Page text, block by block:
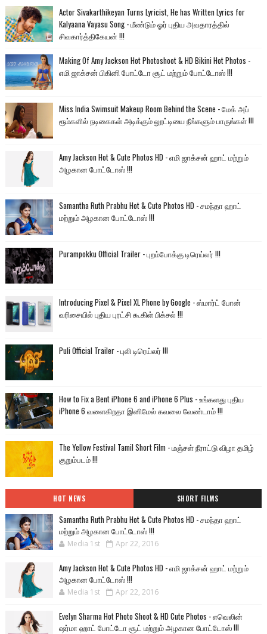
Actor Sivakarthikeyan Turns Lyricist, He has Written Lyrics for
Kalyaana Vayasu Song - மீண்டும் ஓர் புதிய அவதாரத்தில்
சிவகார்த்திகேயன் !!!
Making Of Amy Jackson Hot Photoshoot & HD Bikini Hot Photos -
எமி ஜாக்சன் பிகினி போட்டோ சூட் மற்றும் போட்டோஸ் !!!
Miss India Swimsuit Makeup Room Behind the Scene - மேக் அப்
ரூம்களில் நடிகைகள் அடிக்கும் லூட்டியை நீங்களும் பாருங்கள் !!!
Amy Jackson Hot & Cute Photos HD - எமி ஜாக்சன் ஹாட் மற்றும்
அழகான போட்டோஸ் !!!
Samantha Ruth Prabhu Hot & Cute Photos HD - சமந்தா ஹாட்
மற்றும் அழகான போட்டோஸ் !!!
Purampokku Official Trailer - புறம்போக்கு டிரெய்லர் !!!
Introducing Pixel & Pixel XL Phone by Google - ஸ்மார்ட் போன்
வரிசையில் புதிய புரட்சி கூகிள் பிக்சல் !!!
Puli Official Trailer - புலி டிரெய்லர் !!!
How to Fix a Bent iPhone 6 and iPhone 6 Plus - உங்களது புதிய
iPhone 6 வளைகிறதா இனிமேல் கவலை வேண்டாம் !!!
The Yellow Festival Tamil Short Film - மஞ்சள் நீராட்டு விழா தமிழ்
குறும்படம் !!!
HOT NEWS SHORT FILMS
Samantha Ruth Prabhu Hot & Cute Photos HD - சமந்தா ஹாட்
மற்றும் அழகான போட்டோஸ் !!!
Media 1st Apr 22, 2016
Amy Jackson Hot & Cute Photos HD - எமி ஜாக்சன் ஹாட் மற்றும்
அழகான போட்டோஸ் !!!
Media 1st Apr 22, 2016
Evelyn Sharma Hot Photo Shoot & HD Cute Photos - எவெலின்
ஷர்மா ஹாட் போட்டோ சூட் மற்றும் அழகான போட்டோஸ் !!!